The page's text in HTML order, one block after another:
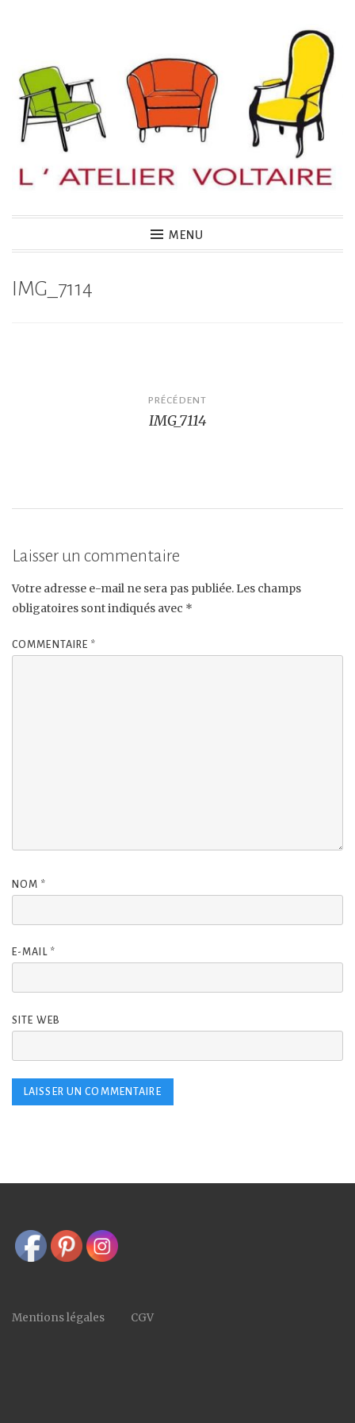
contenu
principal
MENU
IMG_7114
PRÉCÉDENT
IMG_7114
Laisser un commentaire
Votre adresse e-mail ne sera pas publiée. Les champs
obligatoires sont indiqués avec *
COMMENTAIRE *
NOM *
E-MAIL *
SITE WEB
Mentions légales CGV